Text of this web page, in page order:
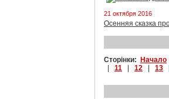
21 октября 2016
Осенняя сказка
Сторінки: Начало
11 12 13